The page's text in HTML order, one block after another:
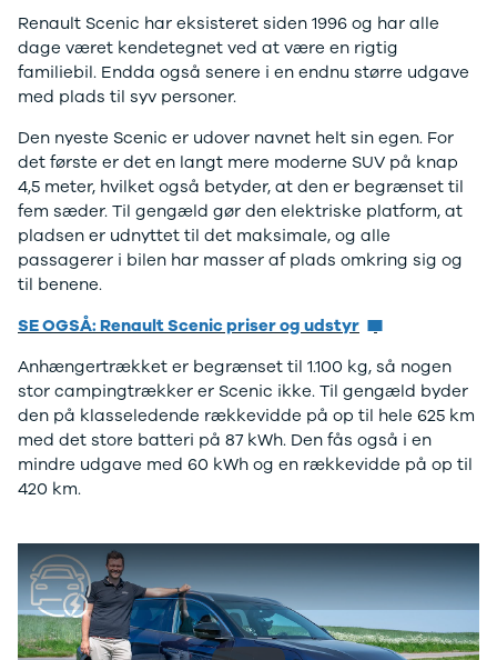
Renault
Twingo
Electric
Modeller
Privatleasing
5 Electric
Modeller
Anmeldelser
Privatleasing
Tilbud
4 Electric
Modeller
Privatleasing
Tilbud
Megane
Electric
Modeller
Anmeldelser
Privatleasing
Tilbud
Electric
Modeller
Anmeldelser
Privatleasing
Tilbud
træk
Billig elbil
Lille elbil
Vis alle
brugte biler
Vis alle
brugte
elbiler
Budget
Se alle biler
Billig bil
100.000 -
200.000 kr.
200.000 -
300.000 kr.
300.000 -
400.000 kr.
400.000 -
500.000 kr.
Billig elbil til
under
250.000 kr.
Byer og
Vinterdæk
Sommerdæk
Helårsdæk
Holstebro
Viborg
Skive
Book
Tid til service?
Book tid i et af
års erfaring
autoriseret
service
Renault Scenic har eksisteret siden 1996 og har alle
dage været kendetegnet ved at være en rigtig
familiebil. Endda også senere i en endnu større udgave
med plads til syv personer.
Den nyeste Scenic er udover navnet helt sin egen. For
det første er det en langt mere moderne SUV på knap
4,5 meter, hvilket også betyder, at den er begrænset til
fem sæder. Til gengæld gør den elektriske platform, at
pladsen er udnyttet til det maksimale, og alle
passagerer i bilen har masser af plads omkring sig og
til benene.
SE OGSÅ: Renault Scenic priser og udstyr
Anhængertrækket er begrænset til 1.100 kg, så nogen
stor campingtrækker er Scenic ikke. Til gengæld byder
den på klasseledende rækkevidde på op til hele 625 km
med det store batteri på 87 kWh. Den fås også i en
mindre udgave med 60 kWh og en rækkevidde på op til
420 km.